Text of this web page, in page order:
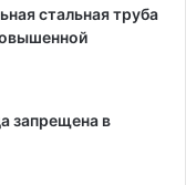
стальная труба
запрещена в